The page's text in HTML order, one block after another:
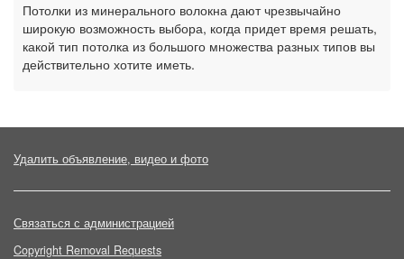
Потолки из минерального волокна дают чрезвычайно
широкую возможность выбора, когда придет время решать,
какой тип потолка из большого множества разных типов вы
действительно хотите иметь.
Удалить объявление, видео и фото
Связаться с администрацией
Copyright Removal Requests